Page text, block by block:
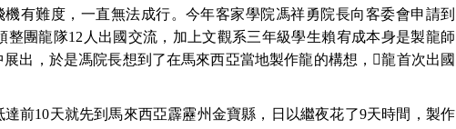
有難度，一直無法成行。今年客家學院馮祥勇院長向客委會申請到
整團龍隊12 人出國交流，加上文觀系三年級學生賴宥成本身是製龍師
出，於是馮院長想到了在馬來西亞當地製作龍的構想， 𪹚龍首次出國
達前10天就先到馬來西亞霹靂州金寶縣，日以繼夜花了9天時間，製作